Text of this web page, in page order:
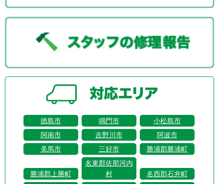
徳島市 鳴門市
小松島市
阿南市
吉野川市
阿波市
美馬市
三好市 勝浦郡勝浦町
勝浦郡上勝町
名東郡佐那河内
村
名西郡石井町